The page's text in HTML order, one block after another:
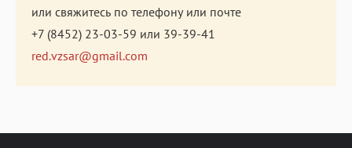
или свяжитесь по телефону или почте
+7 (8452) 23-03-59 или 39-39-41
red.vzsar@gmail.com